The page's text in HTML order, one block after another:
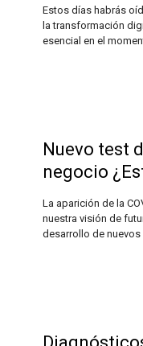
Estos días habrás
la transformación
esencial en el
Nuevo test
negocio
La aparición de la
nuestra visión de
desarrollo de